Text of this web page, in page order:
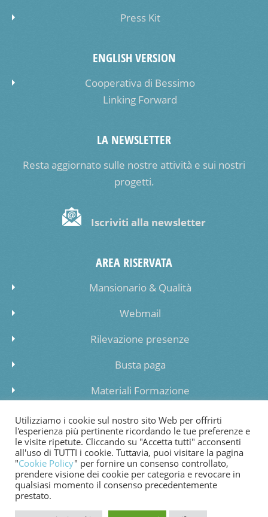
Press Kit
ENGLISH VERSION
Cooperativa di Bessimo
Linking Forward
LA NEWSLETTER
Resta aggiornato sulle nostre attività e sui nostri
progetti.
Iscriviti alla newsletter
AREA RISERVATA
Mansionario & Qualità
Webmail
Rilevazione presenze
Busta paga
Materiali Formazione
Inserimento dati lista di attesa
COOKIE POLICY PRIVACY POLICY
WHISTLEBLOWING
Utilizziamo i cookie sul nostro sito Web per offrirti
l'esperienza più pertinente ricordando le tue preferenze e
le visite ripetute. Cliccando su "Accetta tutti" acconsenti
all'uso di TUTTI i cookie. Tuttavia, puoi visitare la pagina
"Cookie Policy" per fornire un consenso controllato,
prendere visione dei cookie per categoria e revocare in
qualsiasi momento il consenso precedentemente
prestato.